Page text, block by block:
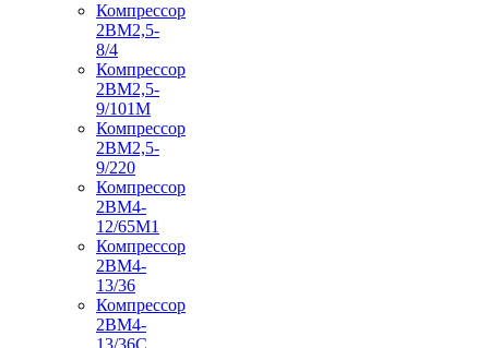
Компрессор
2ВМ2,5-
8/4
Компрессор
2ВМ2,5-
9/101М
Компрессор
2ВМ2,5-
9/220
Компрессор
2ВМ4-
12/65М1
Компрессор
2ВМ4-
13/36
Компрессор
2ВМ4-